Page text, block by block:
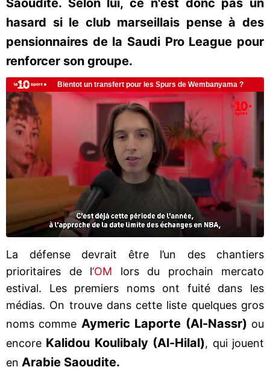
Saoudite. Selon lui, ce n'est donc pas un
hasard si le club marseillais pense à des
pensionnaires de la Saudi Pro League pour
renforcer son groupe.
La défense devrait être l’un des chantiers
prioritaires de l’OM lors du prochain mercato
estival. Les premiers noms ont fuité dans les
médias. On trouve dans cette liste quelques gros
noms comme Aymeric Laporte (Al-Nassr) ou
encore Kalidou Koulibaly (Al-Hilal), qui jouent
en Arabie Saoudite.